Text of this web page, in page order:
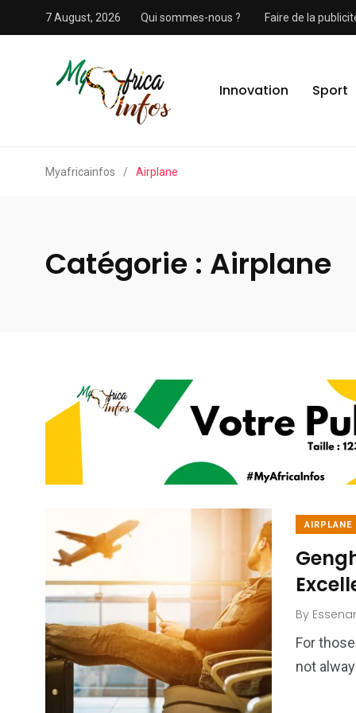
7 August, 2026 Qui sommes-nous ? Faire de la
Innovation Sport
Myafricainfos / Airplane
Catégorie : Airplane
AIRPLANE
By
For
not